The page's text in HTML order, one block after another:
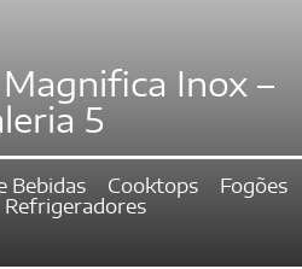
Inox –
5
Bebidas Cooktops
Fogões
Refrigeradores